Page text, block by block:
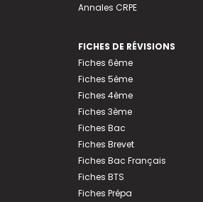
Annales CRPE
FICHES DE RÉVISIONS
Fiches 6ème
Fiches 5ème
Fiches 4ème
Fiches 3ème
Fiches Bac
Fiches Brevet
Fiches Bac Français
Fiches BTS
Fiches Prépa